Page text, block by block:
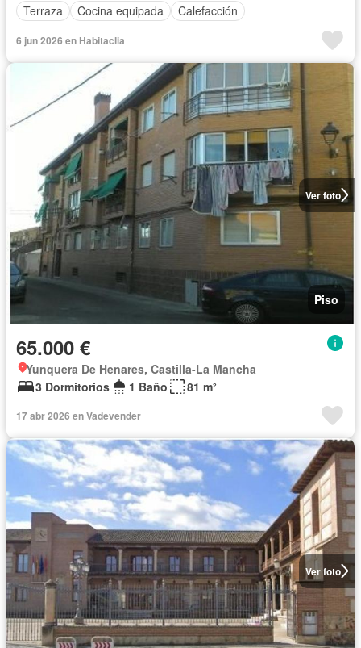
Terraza
Cocina equipada Calefacción
6 jun 2026 en Habitaclia
Ver foto
Piso
65.000 €
Yunquera De Henares, Castilla-La Mancha
3 Dormitorios
1 Baño 81 m²
17 abr 2026 en Vadevender
Ver foto